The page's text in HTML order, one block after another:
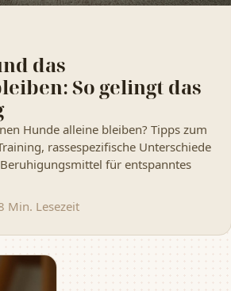
das
So gelingt das
Hunde alleine bleiben? Tipps zum
rassespezifische Unterschiede
für entspanntes
Min. Lesezeit